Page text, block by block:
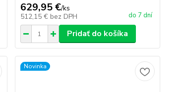
629,95 €/ks
512,15 € bez DPH do 7 dní
Pridať do košíka
Novinka